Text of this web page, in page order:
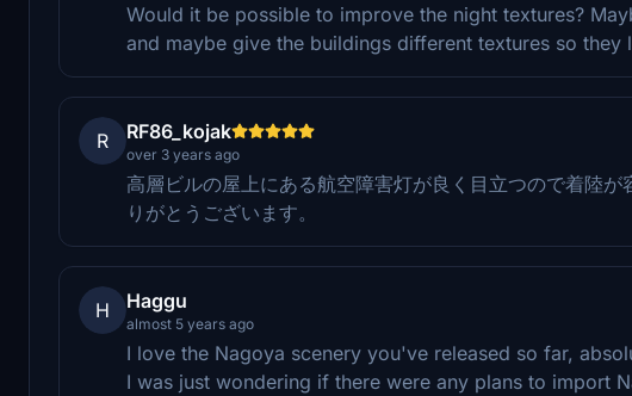
Would it be possible to improve the night textures?
and maybe give the buildings different textures so they
R RF86_kojak
over 3 years ago
高層ビルの屋上にある航空障害灯が良く目立つので着陸
りがとうございます。
H Haggu
almost 5 years ago
I love the Nagoya scenery you've released so far,
I was just wondering if there were any plans to import